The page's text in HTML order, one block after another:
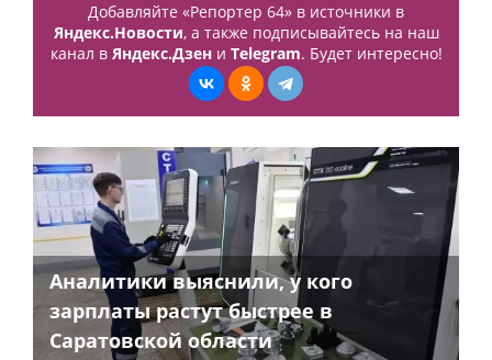
Добавляйте «Репортер 64» в источники в
Яндекс.Новости, а также подписывайтесь на наш
канал в Яндекс.Дзени Telegram. Будет интересно!
Аналитики выяснили, у кого
зарплаты растут быстрее в
Саратовской области